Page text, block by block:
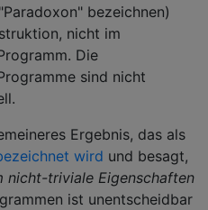
bezeichnen)
nicht im
Die
sind nicht
Ergebnis, das als
wird und besagt,
nicht-triviale Eigenschaften
ist unentscheidbar